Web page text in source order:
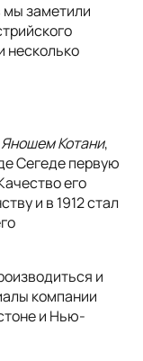
мы заметили
несколько
Яношем Котани,
Сегеде первую
его
и в 1912 стал
и
компании
и Нью-